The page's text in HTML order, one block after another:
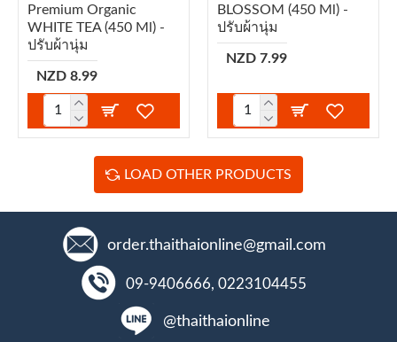
Premium Organic
WHITE TEA (450 Ml) -
ปรับผ้านุ่ม
NZD 8.99
BLOSSOM (450 Ml) -
ปรับผ้านุ่ม
NZD 7.99
LOAD OTHER PRODUCTS
order.thaithaionline@gmail.com
09-9406666, 0223104455
@thaithaionline